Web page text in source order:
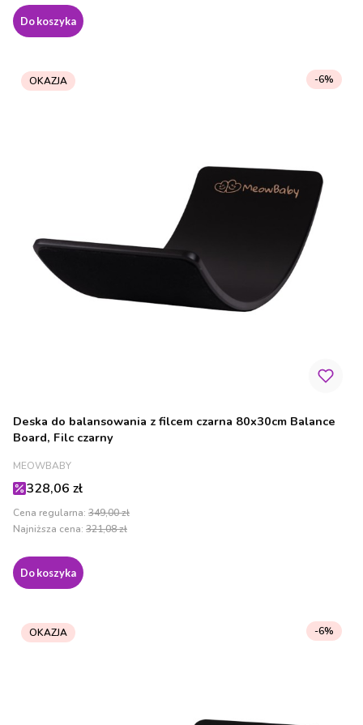
Do koszyka
OKAZJA
Deska do balansowania z filcem czarna 80x30cm Balance
Board, Filc czarny
PRODUCENT
MEOWBABY
Cena promocyjna
328,06 zł
Cena regularna: 349,00 zł
-6%
Najniższa cena: 321,08 zł
Do koszyka
OKAZJA -6%